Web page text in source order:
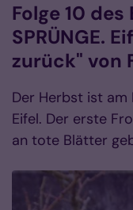
Folge 10 des
SPRÜNGE.
zurück" von
Der Herbst ist am
Eifel. Der erste
an tote Blätter